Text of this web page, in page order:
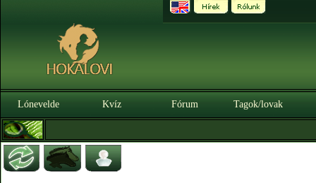
Lónevelde Kvíz Fórum Tagok/lovak